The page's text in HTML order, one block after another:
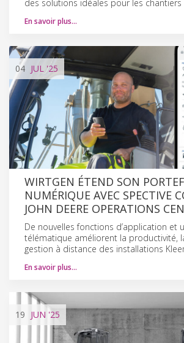
des solutions idéales pour les chantiers
En savoir plus…
04 JUL '25
WIRTGEN ÉTEND SON
NUMÉRIQUE AVEC SPECTIVE
JOHN DEERE OPERATIONS
De nouvelles fonctions d’application et
télématique améliorent la productivité,
gestion à distance des installations
En savoir plus…
19 JUN '25